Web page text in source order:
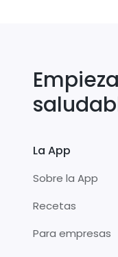
La App
Sobre la App
Recetas
Para empresas